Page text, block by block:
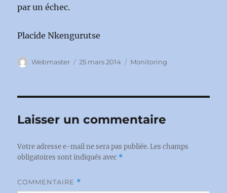
par un échec.
Placide Nkengurutse
Auteur
Webmaster
Publié
25 mars 2014 Catégories
Monitoring
Laisser un commentaire
Votre adresse e-mail ne sera pas publiée. Les champs
obligatoires sont indiqués avec *
COMMENTAIRE *